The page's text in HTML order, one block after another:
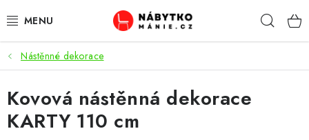
na
OBÝVACÍ POKOJ
KUCHYŇ A JÍDELNA
LOŽNICE
Nástěnné dekorace
Kovová nástěnná dekorace
KARTY 110 cm